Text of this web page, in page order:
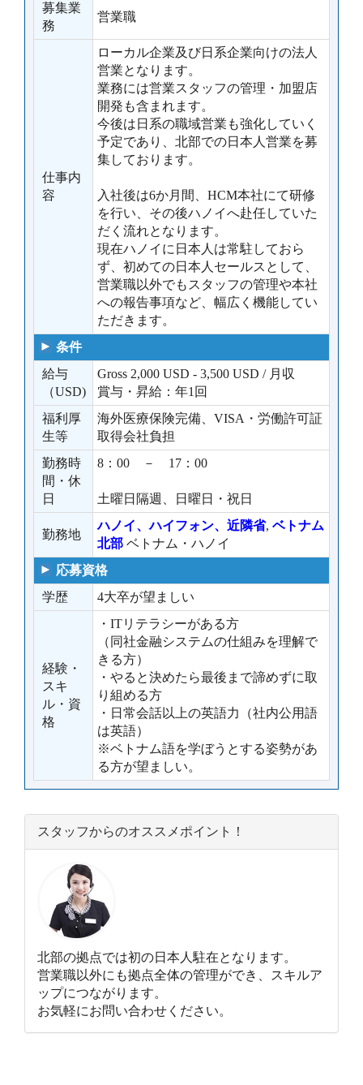
募集業
務
営業職
仕事内
容
ローカル企業及び日系企業向けの法人
営業となります。
業務には営業スタッフの管理・加盟店
開発も含まれます。
今後は日系の職域営業も強化していく
予定であり、北部での日本人営業を募
集しております。
入社後は6か月間、HCM本社にて研修
を行い、その後ハノイへ赴任していた
だく流れとなります。
現在ハノイに日本人は常駐しておら
ず、初めての日本人セールスとして、
営業職以外でもスタッフの管理や本社
への報告事項など、幅広く機能してい
ただきます。
条件
給与
（USD)
Gross 2,000 USD - 3,500 USD / 月収
賞与・昇給：年1回
福利厚
生等
海外医療保険完備、VISA・労働許可証
取得会社負担
勤務時
間・休
日
8：00 － 17：00
土曜日隔週、日曜日・祝日
勤務地
ハノイ、ハイフォン、近隣省, ベトナム
北部 ベトナム・ハノイ
応募資格
学歴
4大卒が望ましい
経験・
スキ
ル・資
格
・ITリテラシーがある方
（同社金融システムの仕組みを理解で
きる方）
・やると決めたら最後まで諦めずに取
り組める方
・日常会話以上の英語力（社内公用語
は英語）
※ベトナム語を学ぼうとする姿勢があ
る方が望ましい。
スタッフからのオススメポイント！
北部の拠点では初の日本人駐在となります。
営業職以外にも拠点全体の管理ができ、スキルア
ップにつながります。
お気軽にお問い合わせください。